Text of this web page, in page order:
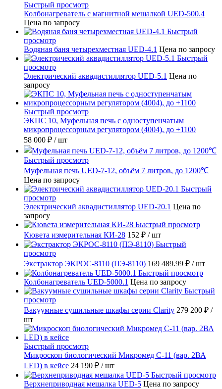
Быстрый просмотр
Колбонагреватель с магнитной мешалкой UED-500.4
Цена по запросу
Быстрый
просмотр
Водяная баня четырехместная UED-4.1 Цена по запросу
Быстрый
просмотр
Электрический аквадистиллятор UED-5.1 Цена по
запросу
Быстрый просмотр
ЭКПС 10, Муфельная печь с одноступенчатым
микропроцессорным регулятором (4004), до +1100
58 000 ₽ / шт
Быстрый просмотр
Муфельная печь UED-7-12, объём 7 литров, до 1200℃
Цена по запросу
Быстрый
просмотр
Электрический аквадистиллятор UED-20.1 Цена по
запросу
Быстрый просмотр
Кювета измерительная КИ-28 152 ₽ / шт
Быстрый
просмотр
Экстрактор ЭКРОС-8110 (ПЭ-8110) 169 489.99 ₽ / шт
Быстрый просмотр
Колбонагреватель UED-5000.1 Цена по запросу
Быстрый
просмотр
Вакуумные сушильные шкафы серии Clarity 279 200 ₽ /
шт
Быстрый просмотр
Микроскоп биологический Микромед С-11 (вар. 2ВА
LED) в кейсе 24 190 ₽ / шт
Быстрый просмотр
Верхнеприводная мешалка UED-5 Цена по запросу